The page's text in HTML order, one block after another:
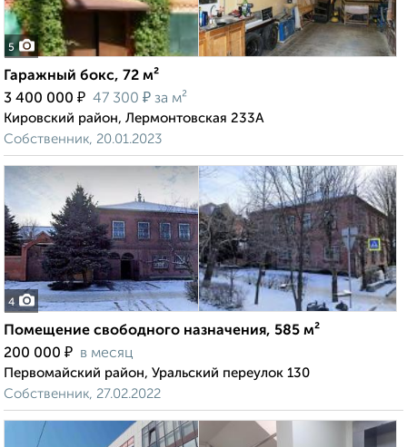
5
Гаражный бокс, 72 м²
3 400 000 ₽ 47 300 ₽ за м²
Кировский район, Лермонтовская 233А
Собственник, 20.01.2023
4
Помещение свободного назначения, 585 м²
200 000 ₽ в месяц
Первомайский район, Уральский переулок 130
Собственник, 27.02.2022